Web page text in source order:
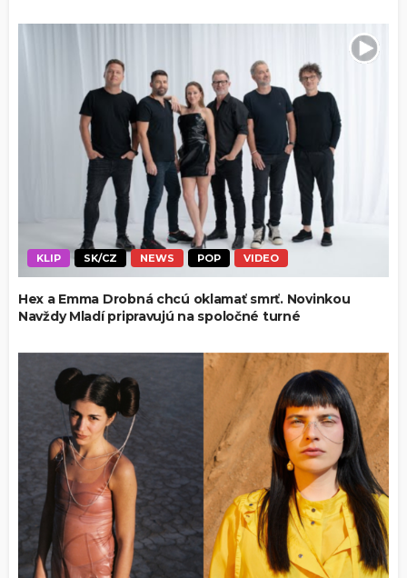
KLIP SK/CZ NEWS POP VIDEO
Hex a Emma Drobná chcú oklamať smrť. Novinkou
Navždy Mladí pripravujú na spoločné turné